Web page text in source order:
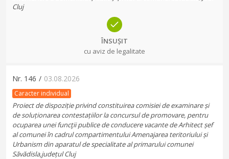
Cluj
ÎNSUȘIT
cu aviz de legalitate
Nr. 146 / 03.08.2026
Caracter individual
Proiect de dispoziție privind constituirea comisiei de examinare și
de soluționarea contestațiilor la concursul de promovare, pentru
ocuparea unei funcţii publice de conducere vacante de Arhitect șef
al comunei în cadrul compartimentului Amenajarea teritoriului și
Urbanism din aparatul de specialitate al primarului comunei
Săvădisla,județul Cluj